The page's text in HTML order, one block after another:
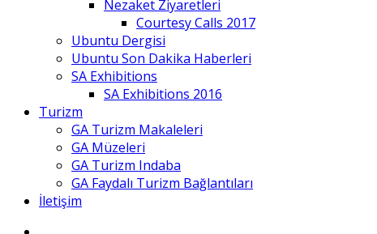
Nezaket Ziyaretleri
Courtesy Calls 2017
Ubuntu Dergisi
Ubuntu Son Dakika Haberleri
SA Exhibitions
SA Exhibitions 2016
Turizm
GA Turizm Makaleleri
GA Müzeleri
GA Turizm Indaba
GA Faydalı Turizm Bağlantıları
İletişim